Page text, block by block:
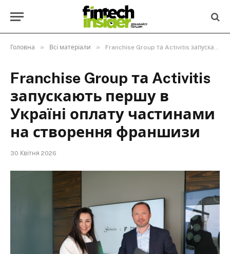
Головна » Всі матеріали » Franchise Group та Activitis запускають першу в Україні оплату частинами на створення франшизи
Franchise Group та Activitis
запускають першу в
Україні оплату частинами
на створення франшизи
30 Квітня 2026